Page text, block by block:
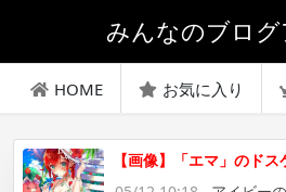
みんなのブロ
HOME お気に入り
【画像】「エマ」のド